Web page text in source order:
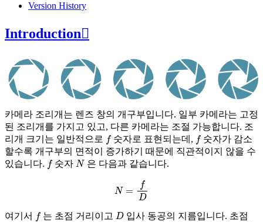
Version History
Introduction
카메라 조리개는 렌즈 창의 개구부입니다. 일부 카메라는 고정
된 조리개를 가지고 있고, 다른 카메라는 조절 가능합니다. 조
리개 크기는 일반적으로 f 숫자로 표현되는데, f 숫자가 감소
할수록 개구부의 면적이 증가하기 때문에 직관적이지 않을 수
있습니다. f 숫자 N은 다음과 같습니다.
D
여기서 f 는 초점 거리이고 D입사 동공의 지름입니다. 초점